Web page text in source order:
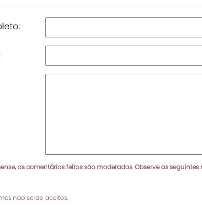
os comentários feitos são moderados. Observe as seguintes
não serão aceitos.